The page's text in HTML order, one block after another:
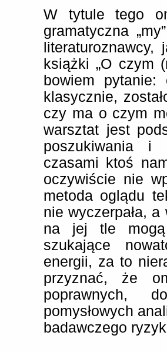
W tytule tego
gramatyczna
książki „O czym
bowiem
klasycznie,
czy ma o czym
warsztat jest
poszukiwania i
czasami ktoś
oczywiście nie
metoda oglądu
nie wyczerpała,
na jej tle mogą
szukające
energii, za to
przyznać, że
poprawnych,
pomysłowych
badawczego